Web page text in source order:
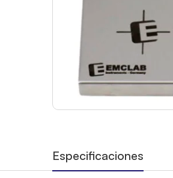
Especificaciones